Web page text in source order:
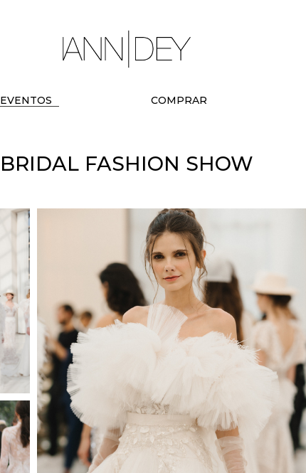
EVENTOS COMPRAR
BRIDAL FASHION SHOW